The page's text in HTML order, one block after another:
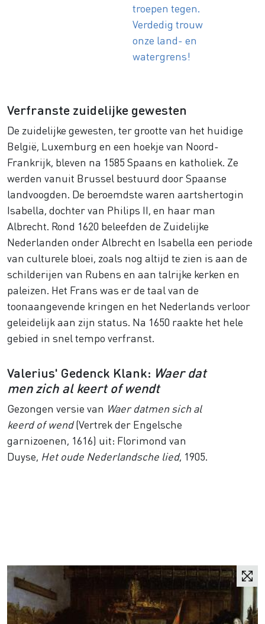
troepen tegen.
Verdedig trouw
onze land- en
watergrens!
Verfranste zuidelijke gewesten
De zuidelijke gewesten, ter grootte van het huidige
België, Luxemburg en een hoekje van Noord-
Frankrijk, bleven na 1585 Spaans en katholiek. Ze
werden vanuit Brussel bestuurd door Spaanse
landvoogden. De beroemdste waren aartshertogin
Isabella, dochter van Philips II, en haar man
Albrecht. Rond 1620 beleefden de Zuidelijke
Nederlanden onder Albrecht en Isabella een periode
van culturele bloei, zoals nog altijd te zien is aan de
schilderijen van Rubens en aan talrijke kerken en
paleizen. Het Frans was er de taal van de
toonaangevende kringen en het Nederlands verloor
geleidelijk aan zijn status. Na 1650 raakte het hele
gebied in snel tempo verfranst.
Valerius' Gedenck Klank: Waer dat
men zich al keert of wendt
Gezongen versie van Waer datmen sich al
keerd of wend(Vertrek der Engelsche
garnizoenen, 1616) uit: Florimond van
Duyse, Het oude Nederlandsche lied, 1905.